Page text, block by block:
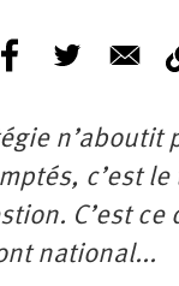
n’aboutit
c’est le
C’est
national...